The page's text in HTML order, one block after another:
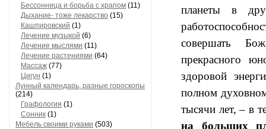
Бессонница и борьба с храпом (11)
Дыхание- тоже лекарство (15)
Кашпировский (1)
Лечение музыкой (6)
Лечение мыслями (11)
Лечение растениями (64)
Массаж (77)
Цигун (1)
Лунный календарь, разные гороскопы
(214)
Графология (1)
Сонник (1)
Мебель своими руками (503)
планеты в
совершать
прекрасного
здоровой
полном
тысячи лет, – в
на больших